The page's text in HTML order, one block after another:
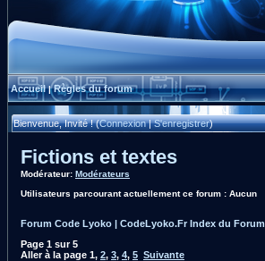
Accueil|Règles du forum
Bienvenue, Invité ! (Connexion|S'enregistrer)
Fictions et textes
Modérateur: Modérateurs
Utilisateurs parcourant actuellement ce forum : Aucun
Forum Code Lyoko | CodeLyoko.Fr Index du Forum
Page 1 sur5
Aller à la page 1, 2, 3, 4, 5 Suivante